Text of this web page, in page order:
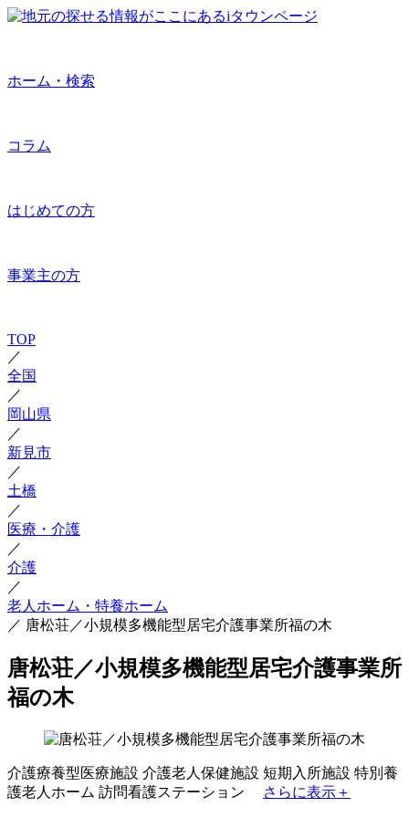
ホーム・検索
コラム
はじめての方
事業主の方
TOP
／
全国
／
岡山県
／
新見市
／
土橋
／
医療・介護
／
介護
／
老人ホーム・特養ホーム
／ 唐松荘／小規模多機能型居宅介護事業所福の木
唐松荘／小規模多機能型居宅介護事業所
福の木
介護療養型医療施設 介護老人保健施設 短期入所施設 特別養
護老人ホーム 訪問看護ステーション さらに表示＋